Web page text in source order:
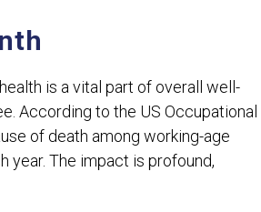
is a vital part of overall well-
According to the US Occupational
of death among working-age
year. The impact is profound,